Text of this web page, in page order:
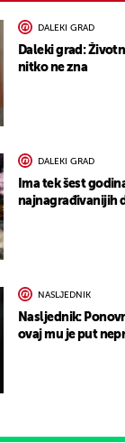
DALEKI GRAD
Daleki grad:
nitko ne zna
DALEKI GRAD
Ima tek šest
najnagrađivanijih
NASLJEDNIK
Nasljednik:
ovaj mu je put